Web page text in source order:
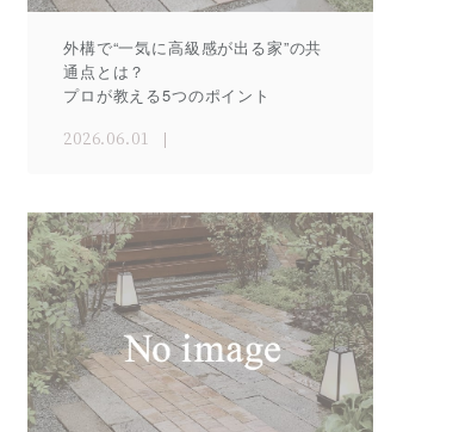
外構で“一気に高級感が出る家”の共
通点とは？
プロが教える5つのポイント
2026.06.01